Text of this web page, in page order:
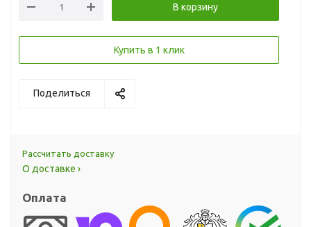
В корзину
Купить в 1 клик
Поделиться
Рассчитать доставку
О доставке ›
Оплата